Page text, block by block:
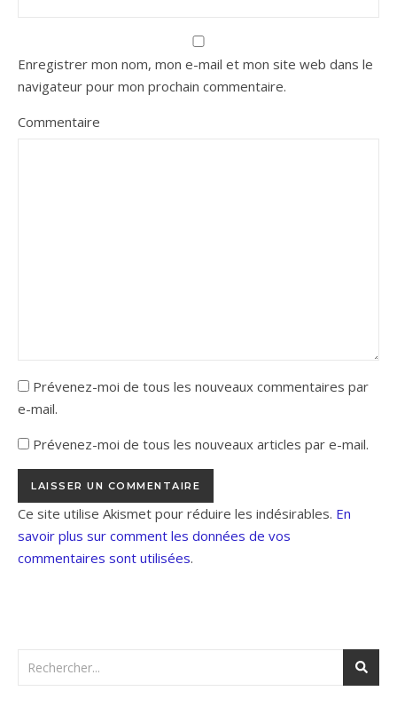
Enregistrer mon nom, mon e-mail et mon site web dans le
navigateur pour mon prochain commentaire.
Commentaire
Prévenez-moi de tous les nouveaux commentaires par
e-mail.
Prévenez-moi de tous les nouveaux articles par e-mail.
Ce site utilise Akismet pour réduire les indésirables. En
savoir plus sur comment les données de vos
commentaires sont utilisées.